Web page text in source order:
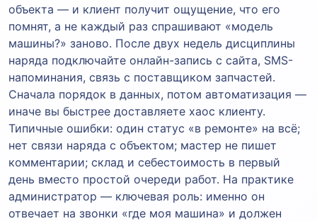
объекта — и клиент получит ощущение, что его
помнят, а не каждый раз спрашивают «модель
машины?» заново. После двух недель дисциплины
наряда подключайте онлайн-запись с сайта, SMS-
напоминания, связь с поставщиком запчастей.
Сначала порядок в данных, потом автоматизация —
иначе вы быстрее доставляете хаос клиенту.
Типичные ошибки: один статус «в ремонте» на всё;
нет связи наряда с объектом; мастер не пишет
комментарии; склад и себестоимость в первый
день вместо простой очереди работ. На практике
администратор — ключевая роль: именно он
отвечает на звонки «где моя машина» и должен